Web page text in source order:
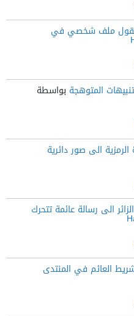
ملف شخصي في
المتوهجة بواسطة
الى صور دائرية
الى رسالة عائمة تتحرك
العائم في المنتدى